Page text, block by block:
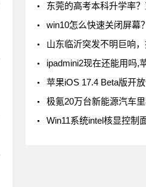
东莞的高考本科升学率？东莞公办
win10怎么快速关闭屏幕？win10
山东临沂突发不明巨响，探
ipadmini2现在还能用吗,苹果
苹果iOS 17.4 Beta版开放侧载功能
极氪20万台新能源汽车
Win11系统intel核显控制面板怎么打开-打开